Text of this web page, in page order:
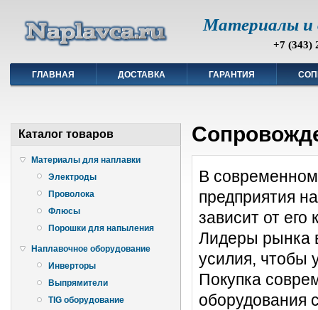
Материалы и
+7 (343)
ГЛАВНАЯ ДОСТАВКА ГАРАНТИЯ
Каталог товаров
Материалы для наплавки
Электроды
Проволока
Флюсы
Порошки для напыления
Наплавочное оборудование
Инверторы
Выпрямители
TIG оборудование
В
предприятия
зависит от его
Лидеры рынка
усилия, чтобы
Покупка
оборудования